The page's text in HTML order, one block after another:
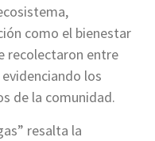
como el bienestar
recolectaron entre
los
de la comunidad.
resalta la